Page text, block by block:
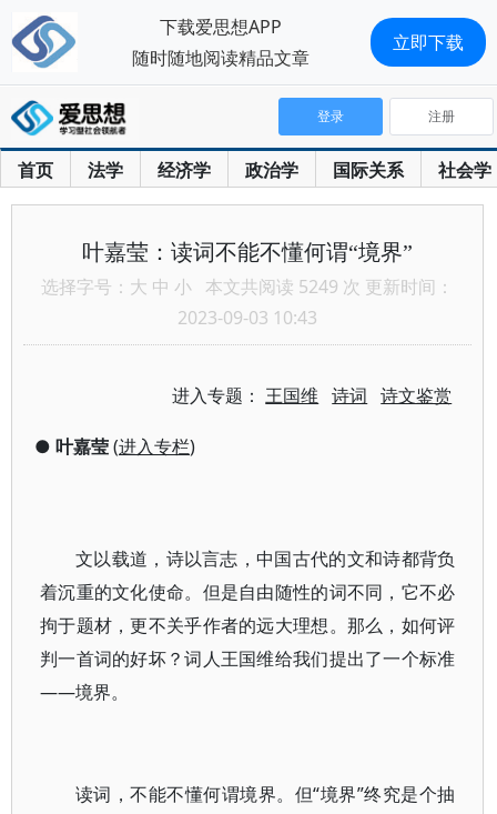
首页 法学 经济学 政治学 国际关系 社会学
登录 注册
叶嘉莹：读词不能不懂何谓“境界”
选择字号： 大 中 小 本文共阅读 5249 次 更新时间：
2023-09-03 10:43
进入专题：王国维 诗词 诗文鉴赏
● 叶嘉莹(进入专栏)
文以载道，诗以言志，中国古代的文和诗都背负
着沉重的文化使命。但是自由随性的词不同，它不必
拘于题材，更不关乎作者的远大理想。那么，如何评
判一首词的好坏？词人王国维给我们提出了一个标准
——境界。
读词，不能不懂何谓境界。但“境界”终究是个抽
下载爱思想APP
随时随地阅读精品文章
立即下载